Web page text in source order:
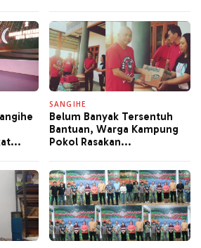
SANGIHE
Belum Banyak Tersentuh
Bantuan, Warga Kampung
Pokol Rasakan...